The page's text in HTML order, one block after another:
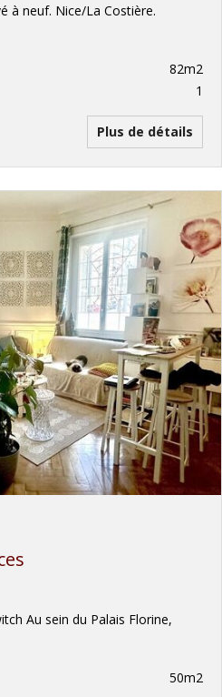
à neuf. Nice/La Costière.
82m2
1
Plus de détails
Au sein du Palais Florine,
50m2